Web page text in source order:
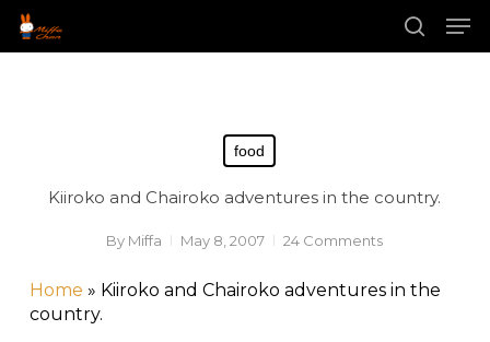
Skip
main
search
food
Kiiroko and Chairoko adventures in the country.
By Miffa May 8, 2007 24 Comments
Home » Kiiroko and Chairoko adventures in the
country.